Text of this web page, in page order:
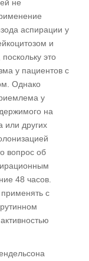
не
аспирации у
и
это
у пациентов с
Однако
у
на
или других
вопрос об
48 часов.
с